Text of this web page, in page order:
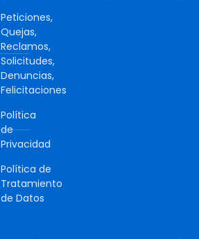
Peticiones,
Quejas,
Reclamos,
Solicitudes,
Denuncias,
Felicitaciones
Política
de
Privacidad
Política de
Tratamiento
de Datos